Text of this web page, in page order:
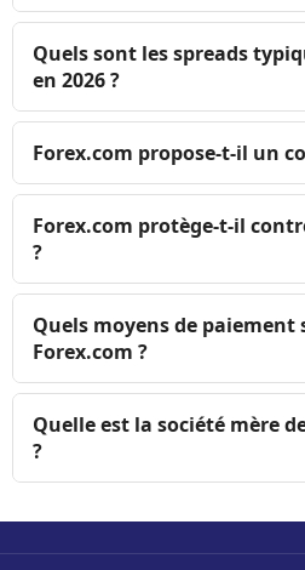
Quels sont les spreads
en 2026 ?
Forex.com propose-t-il un
Forex.com protège-t-il
?
Quels moyens de paiement
Forex.com ?
Quelle est la société mère
?